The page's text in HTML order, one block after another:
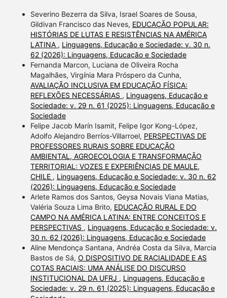
Severino Bezerra da Silva, Israel Soares de Sousa,
Gildivan Francisco das Neves, EDUCAÇÃO POPULAR:
HISTÓRIAS DE LUTAS E RESISTÊNCIAS NA AMÉRICA
LATINA , Linguagens, Educação e Sociedade: v. 30 n.
62 (2026): Linguagens, Educação e Sociedade
Fernanda Marcon, Luciana de Oliveira Rocha
Magalhães, Virgínia Mara Próspero da Cunha,
AVALIAÇÃO INCLUSIVA EM EDUCAÇÃO FÍSICA:
REFLEXÕES NECESSÁRIAS , Linguagens, Educação e
Sociedade: v. 29 n. 61 (2025): Linguagens, Educação e
Sociedade
Felipe Jacob Marín Isamit, Felipe Igor Kong-López,
Adolfo Alejandro Berríos-Villarroel, PERSPECTIVAS DE
PROFESSORES RURAIS SOBRE EDUCAÇÃO
AMBIENTAL, AGROECOLOGIA E TRANSFORMAÇÃO
TERRITORIAL: VOZES E EXPERIÊNCIAS DE MAULE,
CHILE , Linguagens, Educação e Sociedade: v. 30 n. 62
(2026): Linguagens, Educação e Sociedade
Arlete Ramos dos Santos, Geysa Novais Viana Matias,
Valéria Souza Lima Brito, EDUCAÇÃO RURAL E DO
CAMPO NA AMÉRICA LATINA: ENTRE CONCEITOS E
PERSPECTIVAS , Linguagens, Educação e Sociedade: v.
30 n. 62 (2026): Linguagens, Educação e Sociedade
Aline Mendonça Santana, Andréa Costa da Silva, Marcia
Bastos de Sá, O DISPOSITIVO DE RACIALIDADE E AS
COTAS RACIAIS: UMA ANÁLISE DO DISCURSO
INSTITUCIONAL DA UFRJ , Linguagens, Educação e
Sociedade: v. 29 n. 61 (2025): Linguagens, Educação e